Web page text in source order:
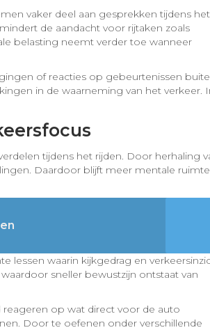
vaker deel aan gesprekken tijdens het
de aandacht voor rijtaken zoals
belasting neemt verder toe wanneer
of reacties op gebeurtenissen
in de waarneming van het verkeer.
tijdens het rijden. Door herhaling
Daardoor blijft meer mentale ruimte
lessen waarin kijkgedrag en
sneller bewustzijn ontstaat van
op wat direct voor de auto
Door te oefenen onder verschillende